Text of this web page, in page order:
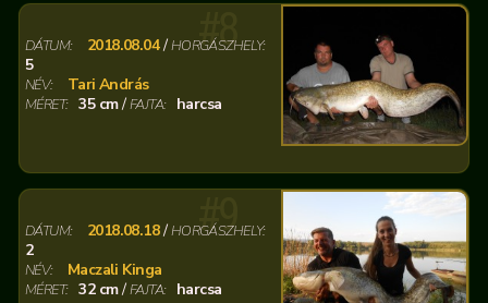
#8
DÁTUM: 2018.08.04/HORGÁSZHELY:
5
NÉV: Tari András
MÉRET: 35 cm/FAJTA: harcsa
#9
DÁTUM: 2018.08.18/HORGÁSZHELY:
2
NÉV: Maczali Kinga
MÉRET: 32 cm/FAJTA: harcsa